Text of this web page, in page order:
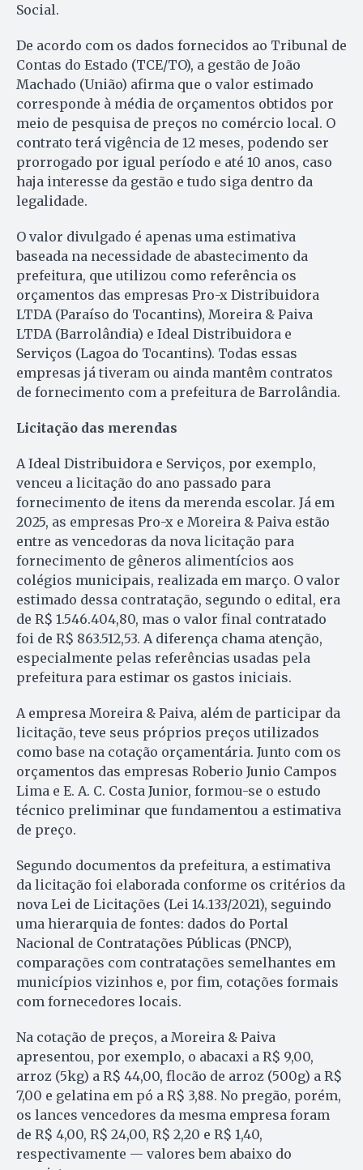
Social.
De acordo com os dados fornecidos ao Tribunal de
Contas do Estado (TCE/TO), a gestão de João
Machado (União) afirma que o valor estimado
corresponde à média de orçamentos obtidos por
meio de pesquisa de preços no comércio local. O
contrato terá vigência de 12 meses, podendo ser
prorrogado por igual período e até 10 anos, caso
haja interesse da gestão e tudo siga dentro da
legalidade.
O valor divulgado é apenas uma estimativa
baseada na necessidade de abastecimento da
prefeitura, que utilizou como referência os
orçamentos das empresas Pro-x Distribuidora
LTDA (Paraíso do Tocantins), Moreira & Paiva
LTDA (Barrolândia) e Ideal Distribuidora e
Serviços (Lagoa do Tocantins). Todas essas
empresas já tiveram ou ainda mantêm contratos
de fornecimento com a prefeitura de Barrolândia.
Licitação das merendas
A Ideal Distribuidora e Serviços, por exemplo,
venceu a licitação do ano passado para
fornecimento de itens da merenda escolar. Já em
2025, as empresas Pro-x e Moreira & Paiva estão
entre as vencedoras da nova licitação para
fornecimento de gêneros alimentícios aos
colégios municipais, realizada em março. O valor
estimado dessa contratação, segundo o edital, era
de R$ 1.546.404,80, mas o valor final contratado
foi de R$ 863.512,53. A diferença chama atenção,
especialmente pelas referências usadas pela
prefeitura para estimar os gastos iniciais.
A empresa Moreira & Paiva, além de participar da
licitação, teve seus próprios preços utilizados
como base na cotação orçamentária. Junto com os
orçamentos das empresas Roberio Junio Campos
Lima e E. A. C. Costa Junior, formou-se o estudo
técnico preliminar que fundamentou a estimativa
de preço.
Segundo documentos da prefeitura, a estimativa
da licitação foi elaborada conforme os critérios da
nova Lei de Licitações (Lei 14.133/2021), seguindo
uma hierarquia de fontes: dados do Portal
Nacional de Contratações Públicas (PNCP),
comparações com contratações semelhantes em
municípios vizinhos e, por fim, cotações formais
com fornecedores locais.
Na cotação de preços, a Moreira & Paiva
apresentou, por exemplo, o abacaxi a R$ 9,00,
arroz (5kg) a R$ 44,00, flocão de arroz (500g) a R$
7,00 e gelatina em pó a R$ 3,88. No pregão, porém,
os lances vencedores da mesma empresa foram
de R$ 4,00, R$ 24,00, R$ 2,20 e R$ 1,40,
respectivamente — valores bem abaixo do